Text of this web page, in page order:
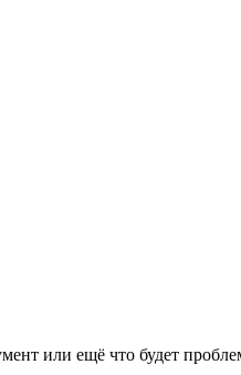
или ещё что будет